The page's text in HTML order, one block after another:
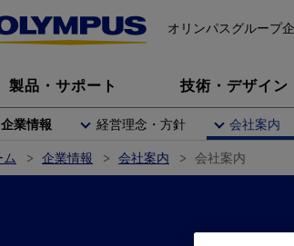
オリンパスグループ
製品・サポート 技術・デザイン
企業情報 経営理念・方針 会社案内
ム
企業情報 会社案内 会社案内